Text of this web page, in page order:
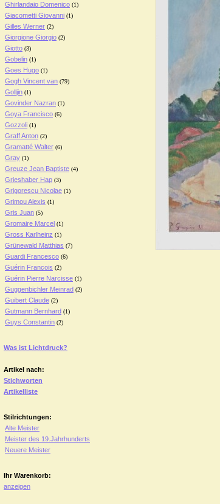
Ghirlandaio Domenico (1)
Giacometti Giovanni (1)
Gilles Werner (2)
Giorgione Giorgio (2)
Giotto (3)
Gobelin (1)
Goes Hugo (1)
Gogh Vincent van (79)
Golljin (1)
Govinder Nazran (1)
Goya Francisco (6)
Gozzoli (1)
Graff Anton (2)
Gramatté Walter (6)
Gray (1)
Greuze Jean Baptiste (4)
Grieshaber Hap (3)
Grigorescu Nicolae (1)
Grimou Alexis (1)
Gris Juan (5)
Gromaire Marcel (1)
Gross Karlheinz (1)
Grünewald Matthias (7)
Guardi Francesco (6)
Guérin Francois (2)
Guérin Pierre Narcisse (1)
Guggenbichler Meinrad (2)
Guibert Claude (2)
Gutmann Bernhard (1)
Guys Constantin (2)
Was ist Lichtdruck?
Artikel nach:
Stichworten
Artikelliste
Stilrichtungen:
Alte Meister
Meister des 19.Jahrhunderts
Neuere Meister
Ihr Warenkorb:
anzeigen